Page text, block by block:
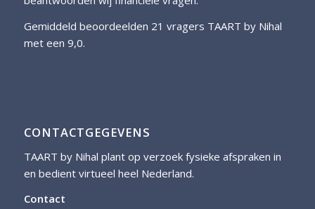
Gemiddeld beoordeelden 21 vragers TAART by Nihal
met een 9,0.
CONTACTGEGEVENS
TAART by Nihal plant op verzoek fysieke afspraken in
en bedient virtueel heel Nederland.
Contact